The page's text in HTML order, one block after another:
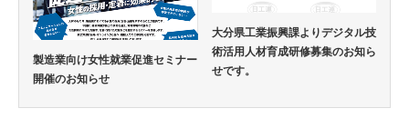
製造業向け女性就業促進セミナー
開催のお知らせ
大分県工業振興課よりデジタル技
術活用人材育成研修募集のお知ら
せです。